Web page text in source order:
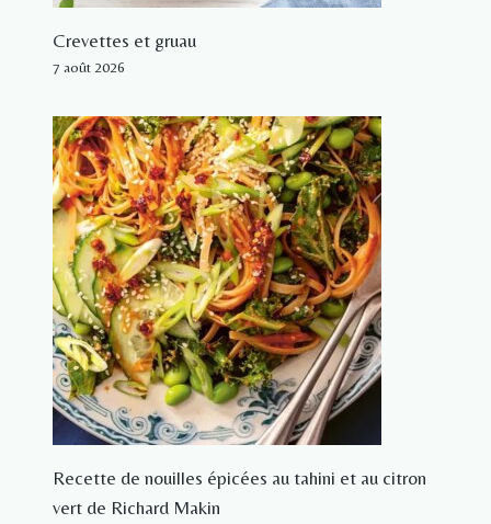
Crevettes et gruau
7 août 2026
Recette de nouilles épicées au tahini et au citron
vert de Richard Makin